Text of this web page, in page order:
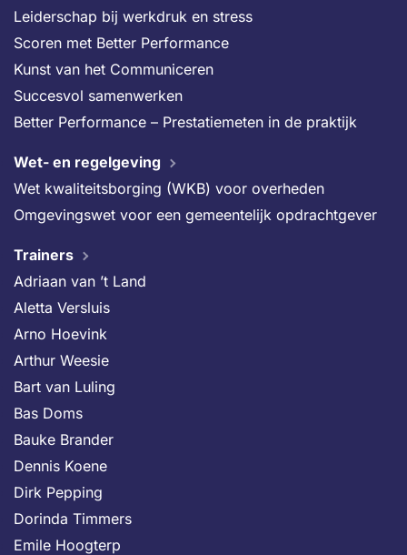
Leiderschap bij werkdruk en stress
Scoren met Better Performance
Kunst van het Communiceren
Succesvol samenwerken
Better Performance – Prestatiemeten in de praktijk
Wet- en regelgeving
Wet kwaliteitsborging (WKB) voor overheden
Omgevingswet voor een gemeentelijk opdrachtgever
Trainers
Adriaan van ’t Land
Aletta Versluis
Arno Hoevink
Arthur Weesie
Bart van Luling
Bas Doms
Bauke Brander
Dennis Koene
Dirk Pepping
Dorinda Timmers
Emile Hoogterp